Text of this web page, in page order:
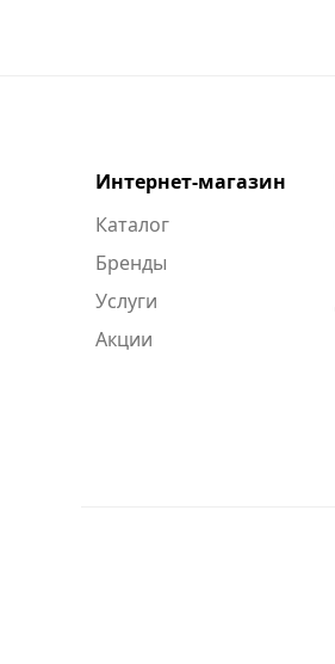
Интернет-магазин
Каталог
Бренды
Услуги
Акции